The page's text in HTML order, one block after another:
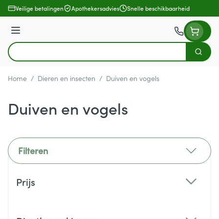
Ga naar de inhoud
Veilige betalingen Apothekersadvies Snelle beschikbaarheid
Menu
Product, merk, categorie...
Zoek
Home / Dieren en insecten / Duiven en vogels
Duiven en vogels
Filteren
Prijs